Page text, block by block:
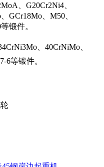
、G20Cr2Ni4、
GCr18Mo、M50、
锻件。
、40CrNiMo、
6等锻件。